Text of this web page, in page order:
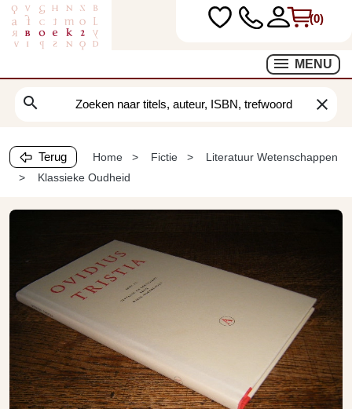
(0)
MENU
search clear
Terug Home Fictie
Literatuur Wetenschappen
Klassieke Oudheid